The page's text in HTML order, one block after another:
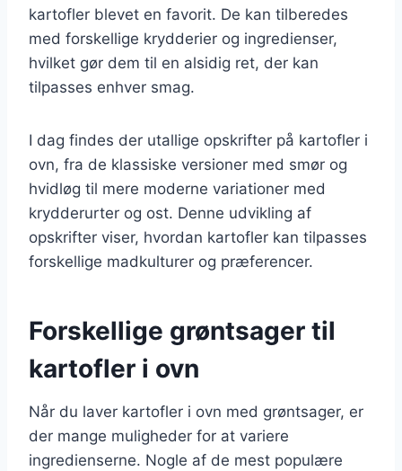
kartofler blevet en favorit. De kan tilberedes
med forskellige krydderier og ingredienser,
hvilket gør dem til en alsidig ret, der kan
tilpasses enhver smag.
I dag findes der utallige opskrifter på kartofler i
ovn, fra de klassiske versioner med smør og
hvidløg til mere moderne variationer med
krydderurter og ost. Denne udvikling af
opskrifter viser, hvordan kartofler kan tilpasses
forskellige madkulturer og præferencer.
Forskellige grøntsager til
kartofler i ovn
Når du laver kartofler i ovn med grøntsager, er
der mange muligheder for at variere
ingredienserne. Nogle af de mest populære